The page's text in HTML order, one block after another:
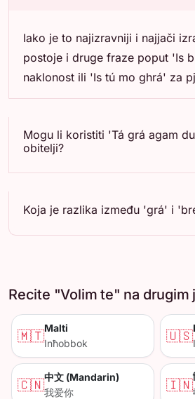
Iako je to najizravniji i najjači
postoje i druge fraze poput 'Is
naklonost ili 'Is tú mo ghrá' za
Mogu li koristiti 'Tá grá agam
obitelji?
Koja je razlika između 'grá' i
Recite "Volim te" na drugim
🇲🇹Malti
Inħobbok
🇺🇸
🇨🇳中文 (Mandarin)
我爱你
🇮🇳